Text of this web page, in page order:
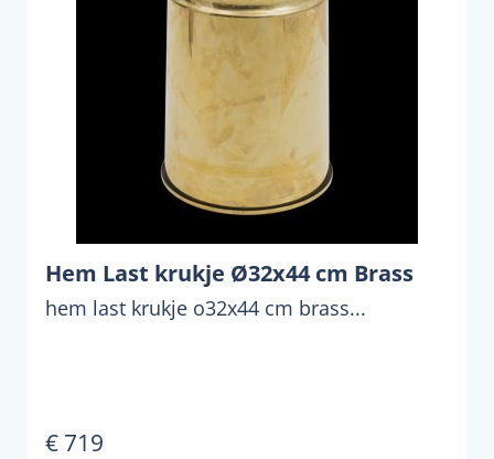
Hem Last krukje Ø32x44 cm Brass
hem last krukje o32x44 cm brass...
€ 719